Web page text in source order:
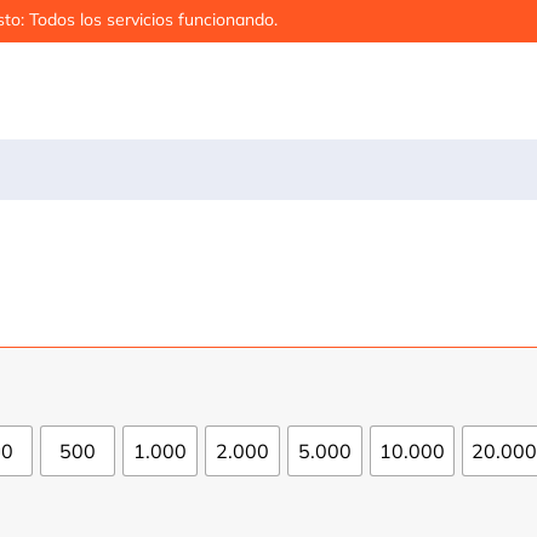
Todos los servicios funcionando.
500 1.000 2.000 5.000 10.000 20.000